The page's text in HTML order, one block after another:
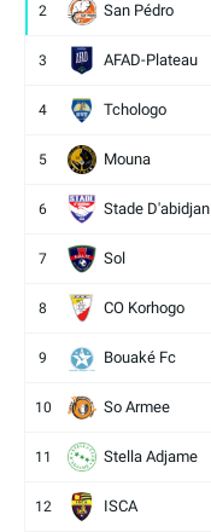
2 San Pédro
3 AFAD-Plateau
4 Tchologo
5 Mouna
6 Stade D'abidjan
7 Sol
8 CO Korhogo
9 Bouaké Fc
10 So Armee
11 Stella Adjame
12 ISCA